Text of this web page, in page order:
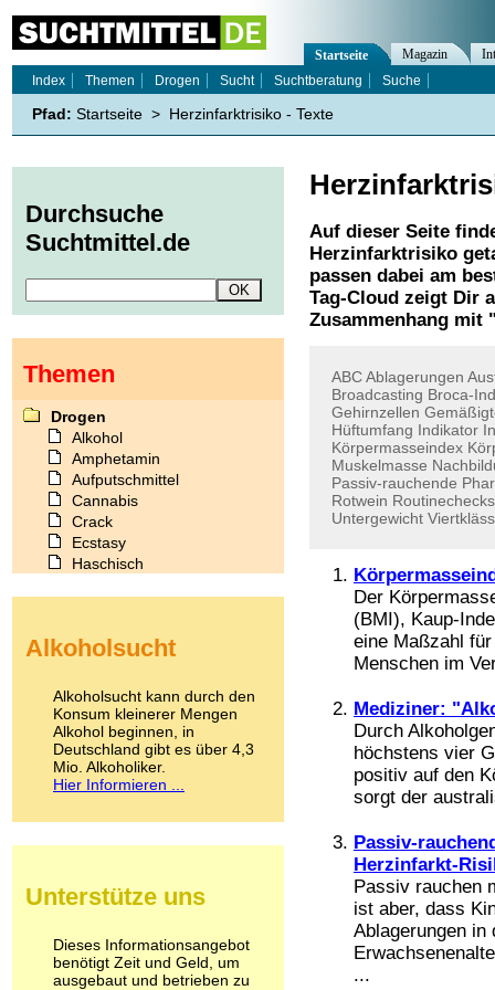
Auf dieser Seite
Herzinfarktrisiko
passen dabei am
Tag-Cloud zeigt Dir
Zusammenhang mit
ABCAblagerungen
Broadcasting Broca-
Gehirnzellen
Hüftumfang Indikator
Körpermasseindex
Muskelmasse
Passiv-rauchende
Rotwein Routinechecks
Untergewicht
Der
(BMI), Kaup-
eine Maßzahl
Menschen im
Mediziner:
Durch
höchstens vier
positiv auf den
sorgt der
Passiv-
Herzinfarkt-
Passiv rauchen
ist aber, dass
Ablagerungen in
...
Startseite Magazin
Index
Themen Drogen Sucht Suchtberatung Suche
Pfad: Startseite > Herzinfarktrisiko - Texte
Durchsuche
Suchtmittel.de
Themen
Drogen
Alkohol
Amphetamin
Aufputschmittel
Cannabis
Crack
Ecstasy
Haschisch
Kokain
LSD
Marihuana
Medikamente
Meskalin
Metamphetamin
Methadon
Pilze
Psychopharmaka
Schlafmittel
Schmerzmittel
Alkoholsucht
Alkoholsucht kann durch den
Konsum kleinerer Mengen
Alkohol beginnen, in
Deutschland gibt es über 4,3
Mio. Alkoholiker.
Hier Informieren ...
Unterstütze uns
Dieses Informationsangebot
benötigt Zeit und Geld, um
ausgebaut und betrieben zu